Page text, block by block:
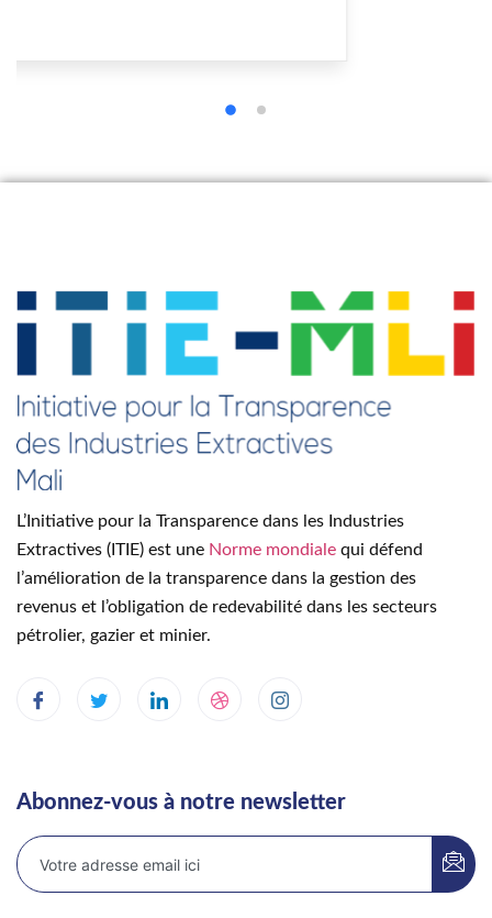
L’Initiative pour la Transparence dans les Industries
Extractives (ITIE) est une Norme mondiale qui défend
l’amélioration de la transparence dans la gestion des
revenus et l’obligation de redevabilité dans les secteurs
pétrolier, gazier et minier.
Abonnez-vous à notre newsletter